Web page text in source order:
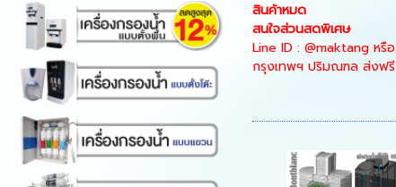
สินค้าหมด
สนใจส่วนสดพิเศษ
Line ID : @maktangหรือ
กรุงเทพฯ ปริมณฑล ส่งฟรี